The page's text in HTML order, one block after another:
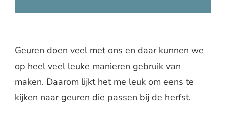
Geuren doen veel met ons en daar kunnen we
op heel veel leuke manieren gebruik van
maken. Daarom lijkt het me leuk om eens te
kijken naar geuren die passen bij de herfst.